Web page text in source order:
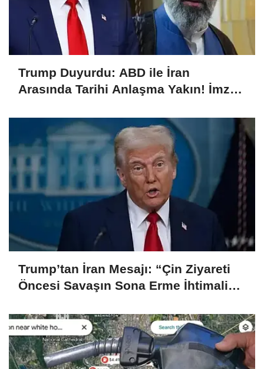
Trump Duyurdu: ABD ile İran
Arasında Tarihi Anlaşma Yakın! İmza
Trump’tan İran Mesajı: “Çin Ziyareti
Öncesi Savaşın Sona Erme İhtimali